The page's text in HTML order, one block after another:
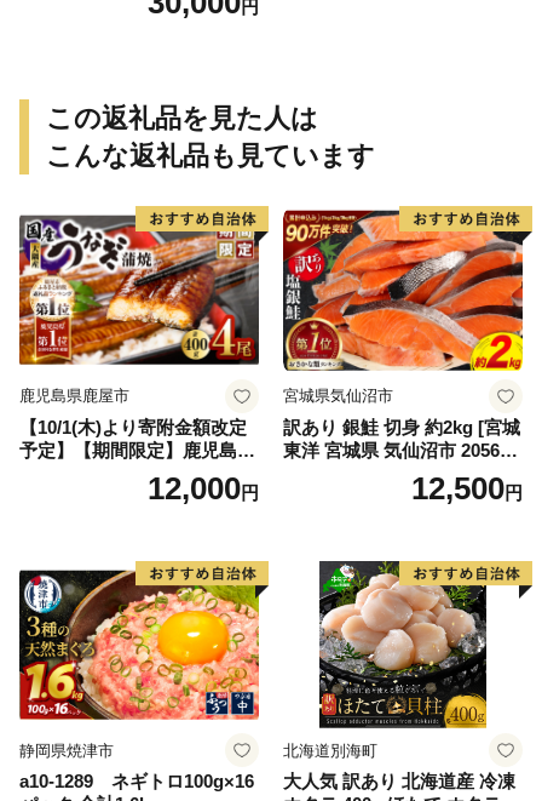
祝い事 お祝い ハレの日 食品
円
この返礼品を見た人は
こんな返礼品も見ています
鹿児島県鹿屋市
【10/1(木)より寄附金額改定
予定】【期間限定】鹿児島県
大隅産うなぎ蒲焼4尾（400
g） KN007-02312,000円
宮城県気仙沼市
訳あり 銀鮭 切身 約2kg [宮城
東洋 宮城県 気仙沼市 205649
91] 鮭 魚介類 海鮮 訳アリ 規
格外 不揃い さけ サケ 鮭切身
切り身 魚 わけあり
12,500円
静岡県焼津市
a10-1289 ネギトロ100g×16
北海道別海町
大人気 訳あり 北海道産 冷凍